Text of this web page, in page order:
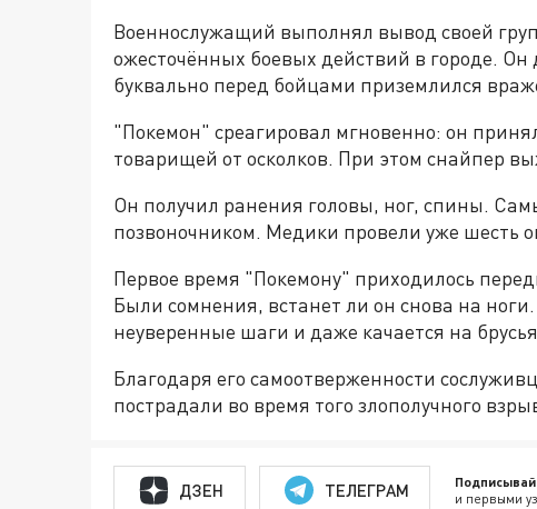
Военнослужащий выполнял вывод своей
ожесточённых боевых действий в городе. Он
буквально перед бойцами приземлился
"Покемон" среагировал мгновенно: он
товарищей от осколков. При этом снайпер
Он получил ранения головы, ног, спины.
позвоночником. Медики провели уже шесть
Первое время "Покемону" приходилось
Были сомнения, встанет ли он снова на
неуверенные шаги и даже качается на
Благодаря его самоотверженности
пострадали во время того злополучного
ДЗЕН ТЕЛЕГРАМ и первыми